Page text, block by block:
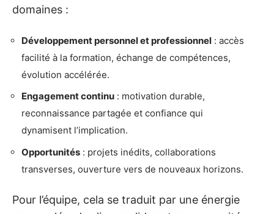
domaines :
Développement personnel et professionnel : accès
facilité à la formation, échange de compétences,
évolution accélérée.
Engagement continu : motivation durable,
reconnaissance partagée et confiance qui
dynamisent l’implication.
Opportunités : projets inédits, collaborations
transverses, ouverture vers de nouveaux horizons.
Pour l’équipe, cela se traduit par une énergie